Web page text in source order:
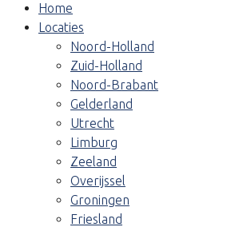
Home
Locaties
Noord-Holland
Zuid-Holland
Noord-Brabant
Gelderland
Utrecht
Limburg
Zeeland
Overijssel
Groningen
Friesland